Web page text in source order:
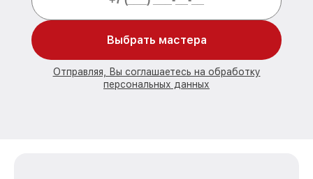
Выбрать мастера
Отправляя, Вы соглашаетесь на обработку
персональных данных